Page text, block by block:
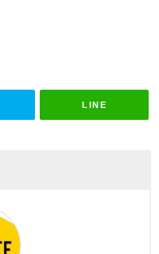
LINE